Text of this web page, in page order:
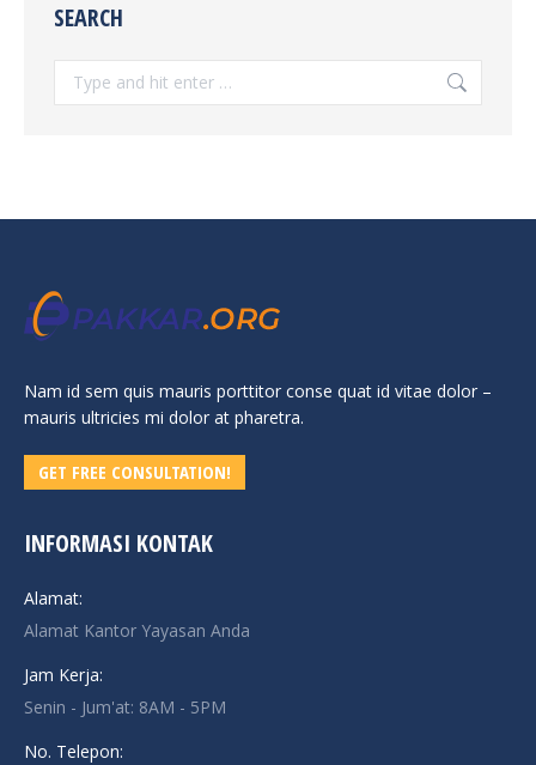
SEARCH
Search:
Nam id sem quis mauris porttitor conse quat id vitae dolor –
mauris ultricies mi dolor at pharetra.
GET FREE CONSULTATION!
INFORMASI KONTAK
Alamat:
Alamat Kantor Yayasan Anda
Jam Kerja:
Senin - Jum'at: 8AM - 5PM
No. Telepon: